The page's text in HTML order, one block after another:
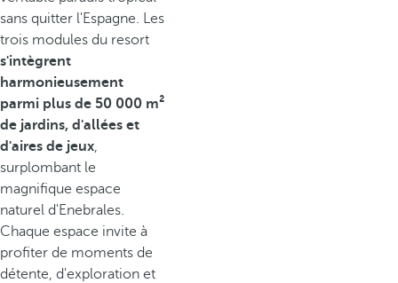
sans quitter l'Espagne. Les
trois modules du resort
s'intègrent
harmonieusement
parmi plus de 50 000 m²
de jardins, d'allées et
d'aires de jeux,
surplombant le
magnifique espace
naturel d'Enebrales.
Chaque espace invite à
profiter de moments de
détente, d'exploration et